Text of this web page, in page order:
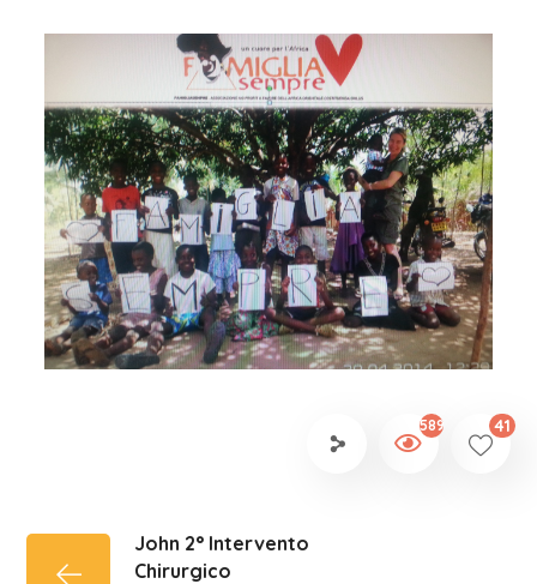
589 41
John 2° Intervento
Chirurgico